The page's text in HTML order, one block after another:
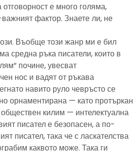
е много голяма,
фактор. Знаете ли, не
Въобще този жанр ми е бил
средна ръка писатели, които в
почине, увесват
нос и вадят от ръкава
навито руло чевръсто се
орнаментирана — като протъркан
килим — интелектуална
писател е безопасен, а по-
писател, така че с ласкателства
каквото може. Така ги